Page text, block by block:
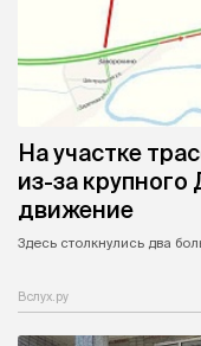
На участке
из-за
движение
Здесь столкнулись два
Вслух.ру